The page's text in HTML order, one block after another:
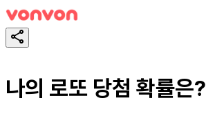
나의 로또 당첨 확률은?